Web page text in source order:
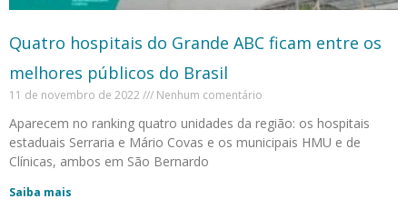
Quatro hospitais do Grande ABC ficam entre os
melhores públicos do Brasil
11 de novembro de 2022 Nenhum comentário
Aparecem no ranking quatro unidades da região: os hospitais
estaduais Serraria e Mário Covas e os municipais HMU e de
Clínicas, ambos em São Bernardo
Saiba mais